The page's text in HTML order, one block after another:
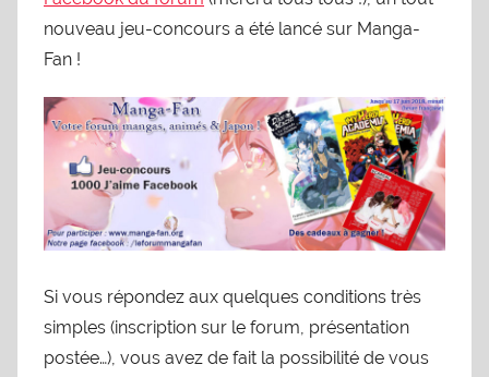
nouveau jeu-concours a été lancé sur Manga-
Fan !
Si vous répondez aux quelques conditions très
simples (inscription sur le forum, présentation
postée…), vous avez de fait la possibilité de vous